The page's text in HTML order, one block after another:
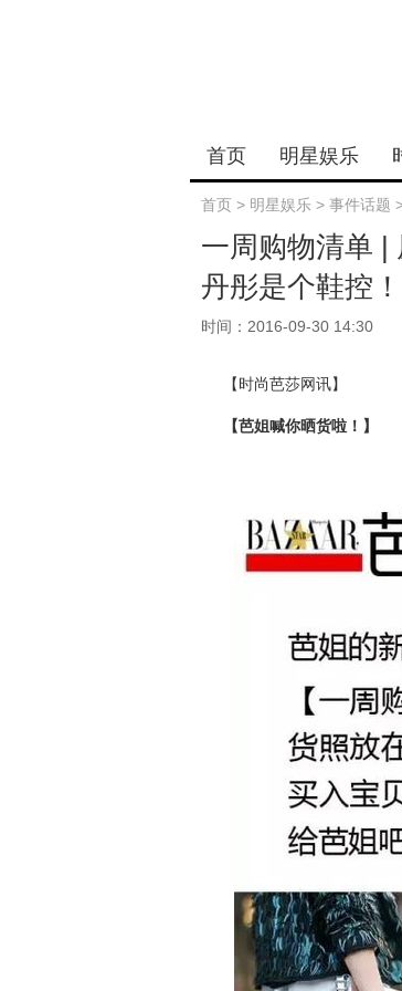
首页 明星娱乐
首页 > 明星娱乐 > 事件话题
一周购物清单 |
丹彤是个鞋控！
时间：2016-09-30 14:30
【时尚芭莎网讯】
【芭姐喊你晒货啦！】